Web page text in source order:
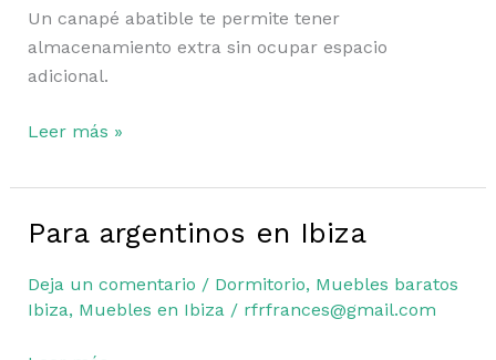
Un canapé abatible te permite tener
almacenamiento extra sin ocupar espacio
adicional.
Ibiza
en
2026
Leer más »
Para argentinos en Ibiza
Deja un comentario / Dormitorio, Muebles baratos
Ibiza, Muebles en Ibiza/ rfrfrances@gmail.com
Para
en
Ibiza